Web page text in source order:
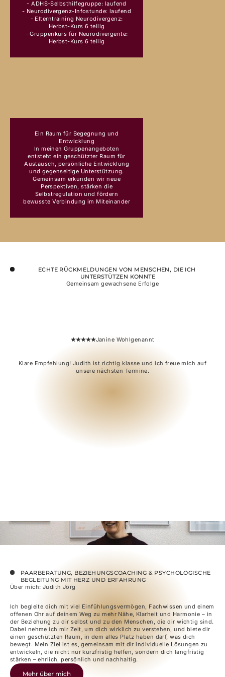
- ADHS-Selbsthilfegruppe: laufend
- Neurodivergenz-Infostunde: laufend
- Elterntraining Neurodivergenz:
Herbst-Kurs 6 teilig
- Gruppenkurs für Neurodivergente:
Herbst-Kurs 6 teilig
Ein Raum für Begegnung und
Entwicklung
In meinen Gruppenangeboten
entsteht ein geschützter Raum für
Austausch, persönliche Entwicklung
und gegenseitige Unterstützung.
Gemeinsam erkunden wir neue
Perspektiven, stärken die
Selbstregulation und fördern
bewusste Verbindung im Miteinander
ECHTE RÜCKMELDUNGEN VON MENSCHEN, DIE ICH
UNTERSTÜTZEN KONNTE
Gemeinsam gewachsene Erfolge
Janine Wohlgenannt
Klare Empfehlung! Judith ist richtig klasse und ich freue mich auf
unsere nächsten Termine.
PAARBERATUNG, BEZIEHUNGSCOACHING & PSYCHOLOGISCHE
BEGLEITUNG MIT HERZ UND ERFAHRUNG
Über mich: Judith Jörg
Ich begleite dich mit viel Einfühlungsvermögen, Fachwissen und einem
offenen Ohr auf deinem Weg zu mehr Nähe, Klarheit und Harmonie – in
der Beziehung zu dir selbst und zu den Menschen, die dir wichtig sind.
Dabei nehme ich mir Zeit, um dich wirklich zu verstehen, und biete dir
einen geschützten Raum, in dem alles Platz haben darf, was dich
bewegt. Mein Ziel ist es, gemeinsam mit dir individuelle Lösungen zu
entwickeln, die nicht nur kurzfristig helfen, sondern dich langfristig
stärken – ehrlich, persönlich und nachhaltig.
Mehr über mich